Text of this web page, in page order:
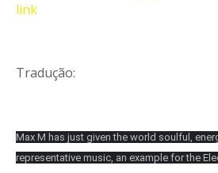
link
Tradução:
Max M has just given the world soulful,
representative music, an example for the